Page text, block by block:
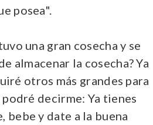
posea".
una gran cosecha y se
almacenar la cosecha? Ya
otros más grandes para
decirme: Ya tienes
bebe y date a la buena